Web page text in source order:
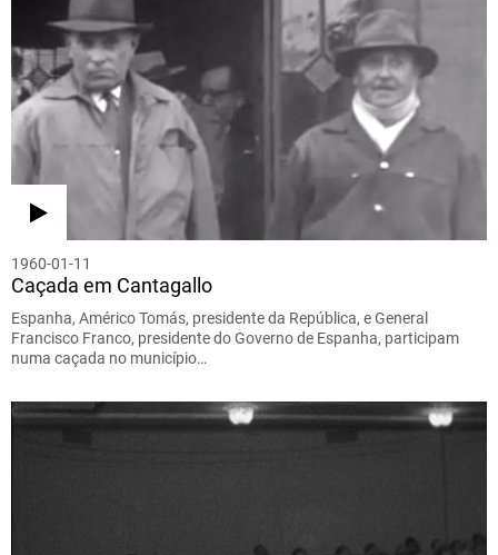
1960-01-11
Caçada em Cantagallo
Espanha, Américo Tomás, presidente da República, e General
Francisco Franco, presidente do Governo de Espanha, participam
numa caçada no município…